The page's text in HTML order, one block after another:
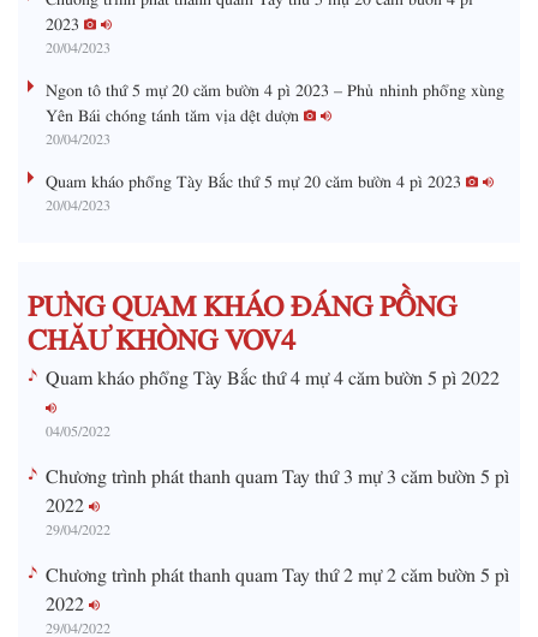
i
e
2023
20/04/2023
Ngon tô thứ 5 mự 20 căm bườn 4 pì 2023 – Phủ nhinh phổng xùng
Yên Bái chóng tánh tăm vịa dệt dượn
20/04/2023
Quam kháo phổng Tày Bắc thứ 5 mự 20 căm bườn 4 pì 2023
20/04/2023
PƯNG QUAM KHÁO ĐÁNG PỒNG
CHĂƯ KHÒNG VOV4
Quam kháo phổng Tày Bắc thứ 4 mự 4 căm bườn 5 pì 2022
04/05/2022
Chương trình phát thanh quam Tay thứ 3 mự 3 căm bườn 5 pì
2022
29/04/2022
Chương trình phát thanh quam Tay thứ 2 mự 2 căm bườn 5 pì
2022
29/04/2022